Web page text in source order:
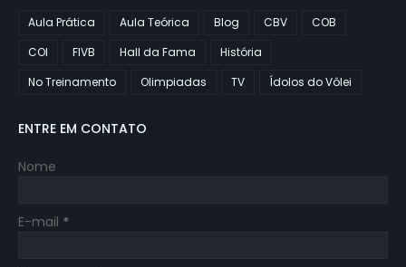
Aula Prática Aula Teórica Blog CBV
COB
COI
FIVB Hall da Fama
História
No Treinamento
Olimpiadas TV Ídolos do Vôlei
ENTRE EM CONTATO
Nome
E-mail *